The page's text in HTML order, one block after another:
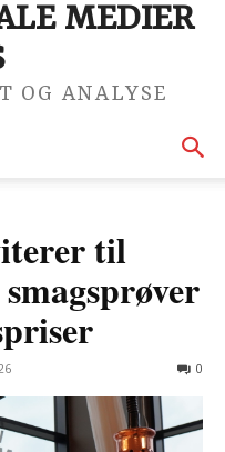
MEDIER
OG ANALYSE
til
0